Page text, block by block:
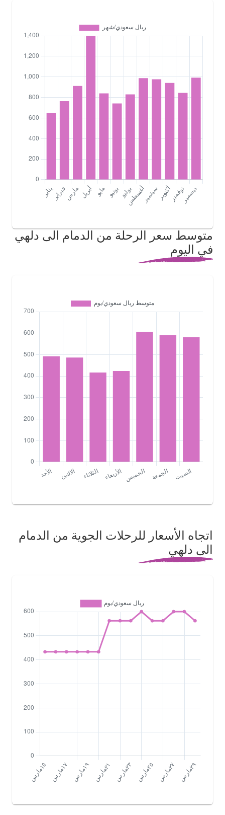
متوسط سعر الرحلة من الدمام الى دلهي
في اليوم
اتجاه الأسعار للرحلات الجوية من الدمام
الى دلهي